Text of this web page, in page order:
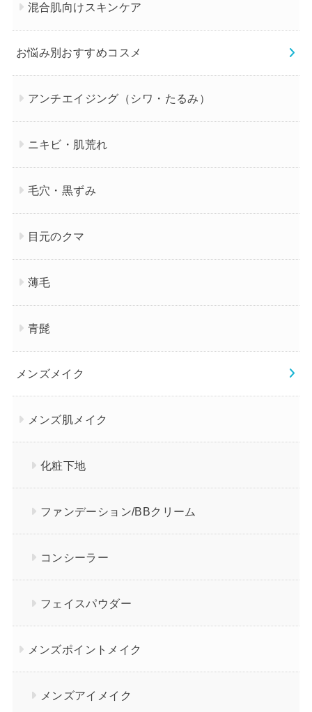
混合肌向けスキンケア
お悩み別おすすめコスメ
アンチエイジング（シワ・たるみ）
ニキビ・肌荒れ
毛穴・黒ずみ
目元のクマ
薄毛
青髭
メンズメイク
メンズ肌メイク
化粧下地
ファンデーション/BBクリーム
コンシーラー
フェイスパウダー
メンズポイントメイク
メンズアイメイク